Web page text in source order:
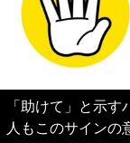
「助けて」と示
人もこのサインの